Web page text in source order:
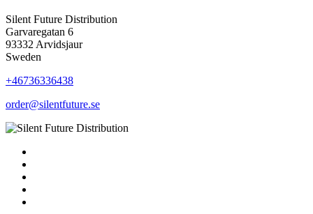
Silent Future Distribution
Garvaregatan 6
93332 Arvidsjaur
Sweden
+46736336438
order@silentfuture.se